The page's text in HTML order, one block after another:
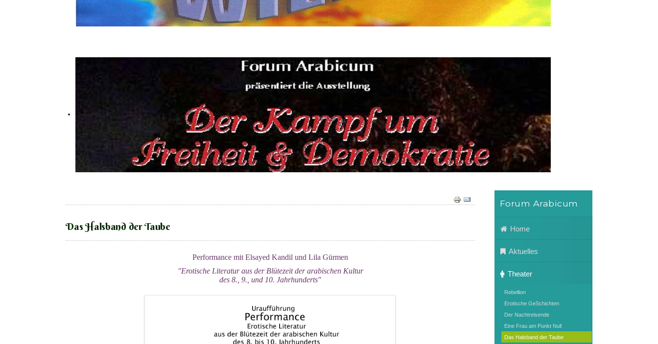
Forum Arabicum
Home
Aktuelles
Theater
Rebellion
Erotische GeSchichten
Der Nachtreisende
Eine Frau am Punkt Null
Das Halsband der Taube
Das Halsband der Taube
Performance mit Elsayed Kandil und Lila Gürmen
"Erotische Literatur aus der Blütezeit der arabischen Kultur
des 8., 9., und 10. Jahrhunderts"